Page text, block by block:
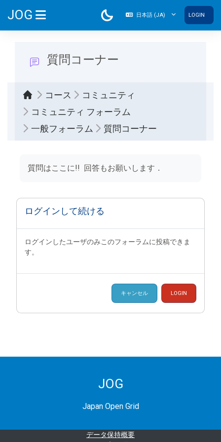
JOG 日本語 ‎(JA)‎ LOGIN
質問コーナー
コース
コミュニティ
コミュニティ フォーラム
一般フォーラム
質問コーナー
質問はここに!! 回答もお願いします．
ログインして続ける
ログインしたユーザのみこのフォーラムに投稿できま
す。
キャンセル LOGIN
JOG
Japan Open Grid
データ保持概要